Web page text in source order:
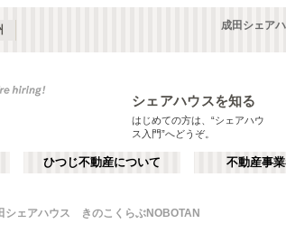
成田シェア
シェアハウスを知る
はじめての方は、“シェアハウ
ス入門”へどうぞ。
ひつじ不動産について 不動産事
シェアハウス きのこくらぶNOBOTAN